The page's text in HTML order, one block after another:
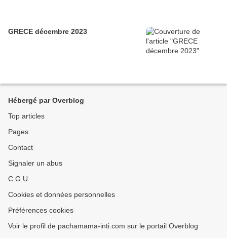
GRECE décembre 2023
Hébergé par Overblog
Top articles
Pages
Contact
Signaler un abus
C.G.U.
Cookies et données personnelles
Préférences cookies
Voir le profil de pachamama-inti.com sur le portail Overblog